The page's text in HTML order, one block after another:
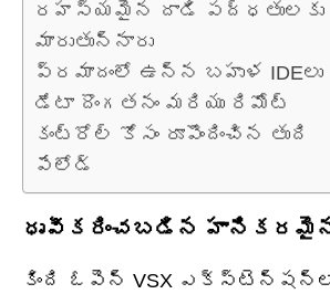
రహస్యమైన దాడి పద్ధతులకు
మారుతున్నారు
ప్రమాదంలో ఉన్న బహుళ IDEలు
డేటా దొంగతనం మరియు రిమోట్
కంట్రోల్ కోసం రూపొందించిన తుది
పేలోడ్
ధృవీకరించబడిన హానికరమైన
కింది ఓపెన్ VSX